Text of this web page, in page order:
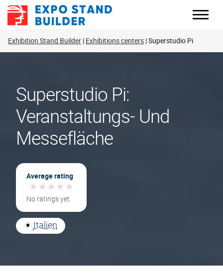
Zum
Inhalt
Exhibition Stand Builder Exhibitions centers Superstudio Pi
Superstudio Pi:
Veranstaltungs- Und
Messefläche
Average rating
★★★★★
★★★★★
No ratings yet
Italien